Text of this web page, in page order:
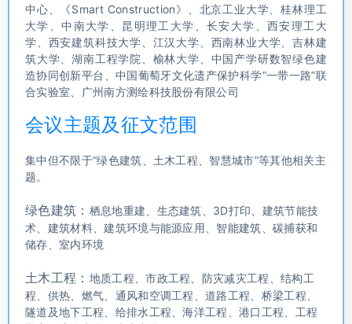
中心、《Smart Construction》、北京工业大学、桂林理工
大学、中南大学、昆明理工大学、长安大学、西安理工大
学、西安建筑科技大学、江汉大学、西南林业大学、吉林建
筑大学、湖南工程学院、榆林大学、中国产学研数智绿色建
造协同创新平台、中国葡萄牙文化遗产保护科学“一带一路”联
合实验室、广州南方测绘科技股份有限公司
会议主题及征文范围
集中但不限于“绿色建筑、土木工程、智慧城市”等其他相关主
题。
绿色建筑： 栖息地重建、生态建筑、3D打印、建筑节能技
术、建筑材料、建筑环境与能源应用、智能建筑、碳捕获和
储存、室内环境
土木工程： 地质工程、市政工程、防灾减灾工程、结构工
程、供热、燃气、通风和空调工程、道路工程、桥梁工程、
隧道及地下工程、给排水工程、海洋工程、港口工程、工程